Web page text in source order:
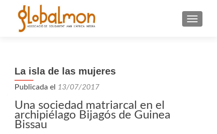
La isla de las mujeres
Publicada el 13/07/2017
Una sociedad matriarcal en el
archipiélago Bijagós de Guinea
Bissau